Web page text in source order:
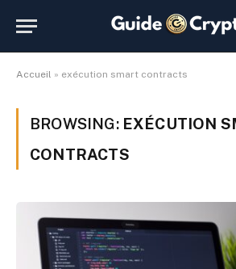
Accueil » exécution smart contracts
BROWSING: EXÉCUTION
CONTRACTS